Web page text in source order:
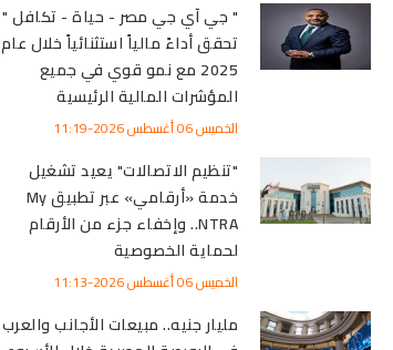
" جي آي جي مصر - حياة - تكافل "
تحقق أداءً مالياً استثنائياً خلال عام
2025 مع نمو قوي في جميع
المؤشرات المالية الرئيسية
الخميس 06 أغسطس 2026-11:19
"تنظيم الاتصالات" يعيد تشغيل
خدمة «أرقامي» عبر تطبيق My
NTRA.. وإخفاء جزء من الأرقام
لحماية الخصوصية
الخميس 06 أغسطس 2026-11:13
مليار جنيه.. مبيعات الأجانب والعرب